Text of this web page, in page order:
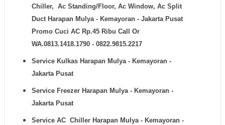
Chiller, Ac Standing/Floor, Ac Window, Ac Split
Duct Harapan Mulya - Kemayoran - Jakarta Pusat
Promo Cuci AC Rp.45 Ribu Call Or
WA.0813.1418.1790 - 0822.9815.2217
Service Kulkas Harapan Mulya - Kemayoran -
Jakarta Pusat
Service Freezer Harapan Mulya - Kemayoran -
Jakarta Pusat
Service AC Chiller Harapan Mulya - Kemayoran -